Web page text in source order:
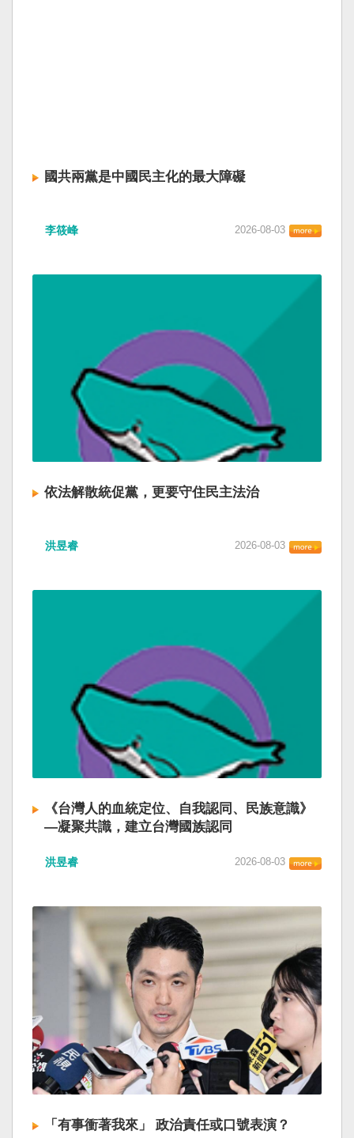
國共兩黨是中國民主化的最大障礙
李筱峰 2026-08-03
依法解散統促黨，更要守住民主法治
洪昱睿 2026-08-03
《台灣人的血統定位、自我認同、民族意識》
—凝聚共識，建立台灣國族認同
洪昱睿 2026-08-03
「有事衝著我來」 政治責任或口號表演？